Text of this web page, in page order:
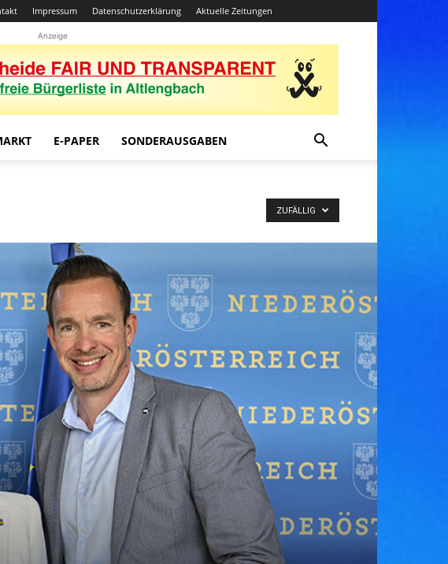
Impressum Datenschutzerklärung Aktuelle Zeitungen
Anzeige
E-PAPER SONDERAUSGABEN
ZUFÄLLIG